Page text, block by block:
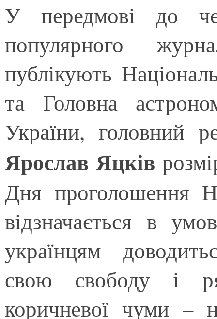
У передмові до
популярного
публікують
та Головна
України, головний
Ярослав Яцків
Дня проголошення
відзначається в
українцям
свою свободу і
коричневої чуми –